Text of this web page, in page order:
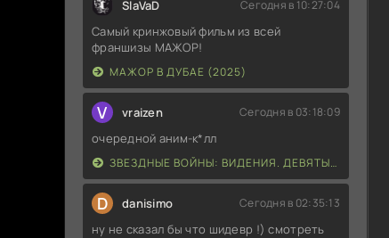
SlaVaD Сегодня в 10:27:04
Самый кринжовый фильм из всей
франшизы МАЖОР!
МАЖОР В ДУБАЕ (2025)
V vraizen Сегодня в 03:18:09
очередной аним-к*лл
ЗВЕЗДНЫЕ ВОЙНЫ: ВИДЕНИЯ. ДЕВЯТЫЙ ДЖЕДАЙ (2026)
D danisimo Сегодня в 02:35:13
ну не сказал бы что шидевр !) смотреть